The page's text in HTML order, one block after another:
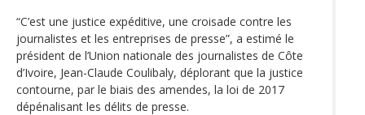
“C’est une justice expéditive, une croisade contre les
journalistes et les entreprises de presse”, a estimé le
président de l’Union nationale des journalistes de Côte
d’Ivoire, Jean-Claude Coulibaly, déplorant que la justice
contourne, par le biais des amendes, la loi de 2017
dépénalisant les délits de presse.